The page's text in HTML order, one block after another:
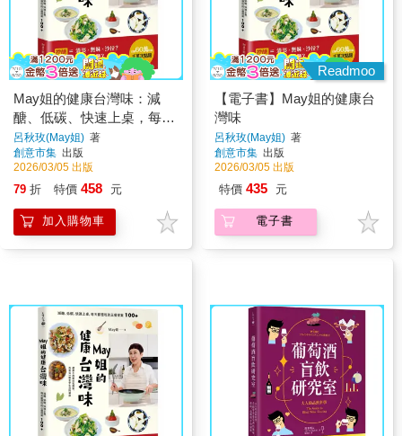
May姐的健康台灣味：減
醣、低碳、快速上桌，每天
都想吃的三餐提案 100+
呂秋玫(May姐) 著
創意市集 出版
2026/03/05 出版
79 折 特價 458 元
加入購物車
Readmoo
【電子書】May姐的健康台
灣味
呂秋玫(May姐) 著
創意市集 出版
2026/03/05 出版
特價 435 元
電子書